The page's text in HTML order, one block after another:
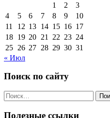
1
2
3
4
5 6 7 8 9
10
11
12 13 14 15 16 17
18 19 20 21 22 23 24
25 26 27 28 29 30 31
« Июл
Поиск по сайту
Поиск
по:
Полезные ссылки